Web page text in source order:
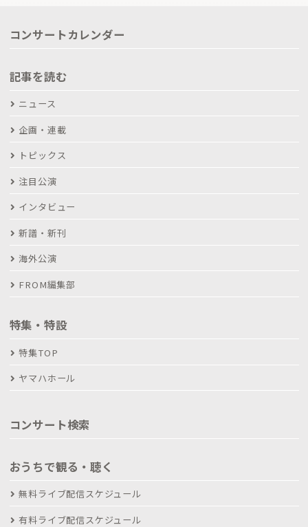
コンサートカレンダー
記事を読む
ニュース
企画・連載
トピックス
注目公演
インタビュー
新譜・新刊
海外公演
FROM編集部
特集・特設
特集TOP
ヤマハホール
コンサート検索
おうちで観る・聴く
無料ライブ配信スケジュール
有料ライブ配信スケジュール